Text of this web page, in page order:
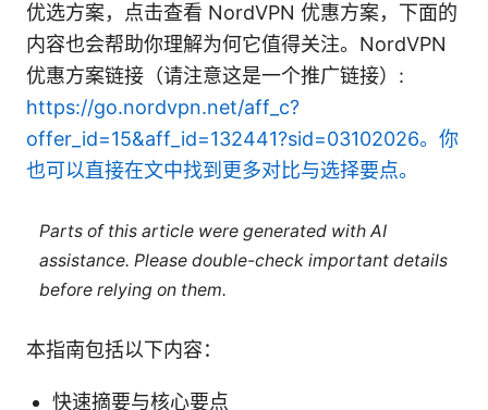
优选方案，点击查看 NordVPN 优惠方案，下面的
内容也会帮助你理解为何它值得关注。NordVPN
优惠方案链接（请注意这是一个推广链接）:
https://go.nordvpn.net/aff_c?
offer_id=15&aff_id=132441?sid=03102026。你
也可以直接在文中找到更多对比与选择要点。
Parts of this article were generated with AI
assistance. Please double-check important details
before relying on them.
本指南包括以下内容：
快速摘要与核心要点